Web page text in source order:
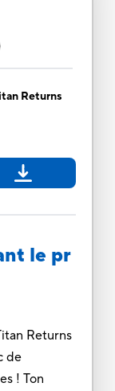
Returns
le pr
Returns
de
! Ton